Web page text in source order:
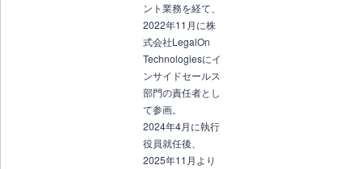
ント業務を経て、
2022年11月に株
式会社LegalOn
Technologiesにイ
ンサイドセールス
部門の責任者とし
て参画。
2024年4月に執行
役員就任後、
2025年11月より